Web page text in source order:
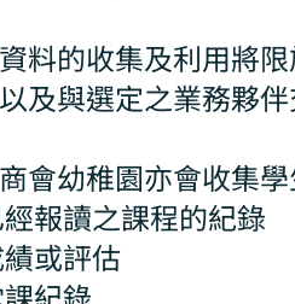
料的收集及利用將
及與選定之業務夥
會幼稚園亦會收集
報讀之課程的紀錄
或評估